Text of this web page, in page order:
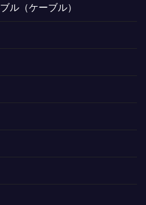
ル（ケーブル）